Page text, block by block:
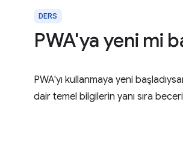
DERS
PWA'ya yeni mi
PWA'yı kullanmaya yeni
dair temel bilgilerin yanı sıra